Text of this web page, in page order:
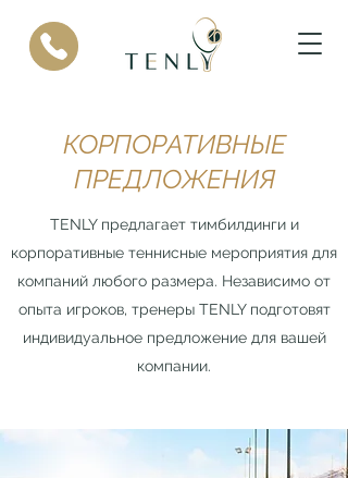
КОРПОРАТИВНЫЕ
ПРЕДЛОЖЕНИЯ
TENLY предлагает тимбилдинги и
корпоративные теннисные мероприятия для
компаний любого размера. Независимо от
опыта игроков, тренеры TENLY подготовят
индивидуальное предложение для вашей
компании.